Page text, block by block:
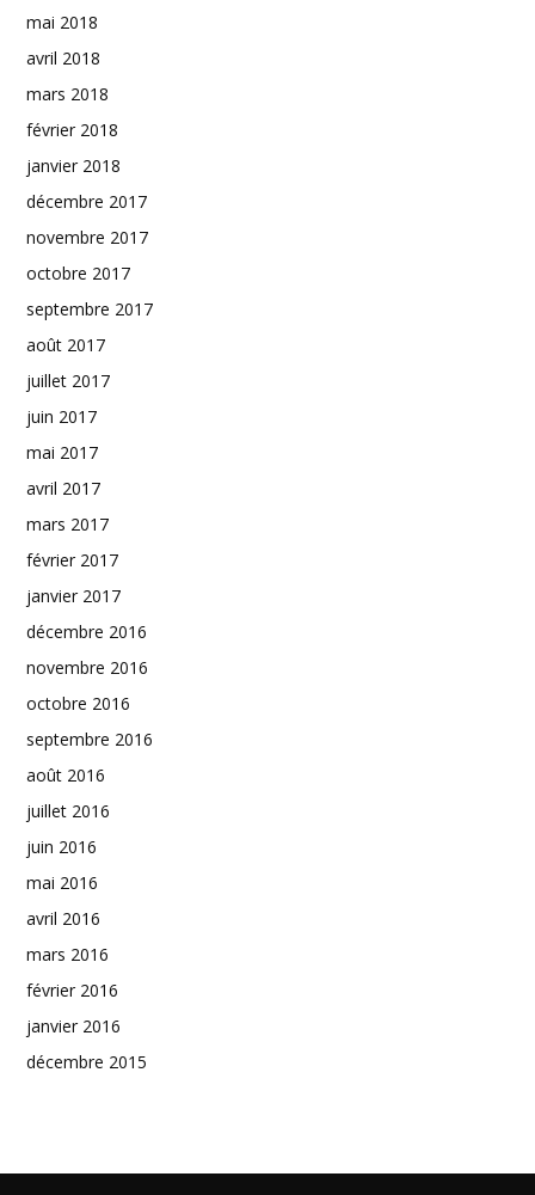
mai 2018
avril 2018
mars 2018
février 2018
janvier 2018
décembre 2017
novembre 2017
octobre 2017
septembre 2017
août 2017
juillet 2017
juin 2017
mai 2017
avril 2017
mars 2017
février 2017
janvier 2017
décembre 2016
novembre 2016
octobre 2016
septembre 2016
août 2016
juillet 2016
juin 2016
mai 2016
avril 2016
mars 2016
février 2016
janvier 2016
décembre 2015